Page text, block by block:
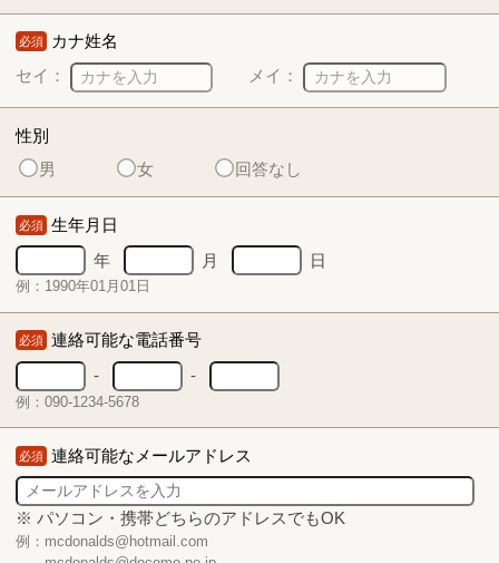
必須 カナ姓名
セイ：
メイ：
性別
男
女 回答なし
必須 生年月日
年
月 日
例：1990年01月01日
必須 連絡可能な電話番号
-
-
例：090-1234-5678
必須 連絡可能なメールアドレス
※ パソコン・携帯どちらのアドレスでもOK
例：mcdonalds@hotmail.com